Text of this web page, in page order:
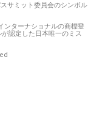
サミット委員会のシンボル
ンターナショナルの商標登
認定した日本唯一のミス